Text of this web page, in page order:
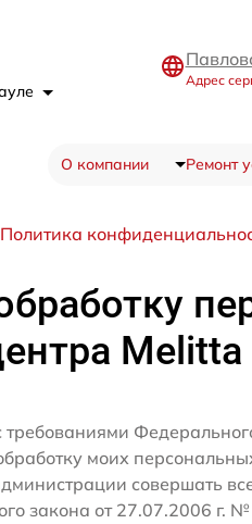
Адрес
О компании Ремонт
Политика
Melitta
требованиями
моих
совершать
закона от 27.07.2006